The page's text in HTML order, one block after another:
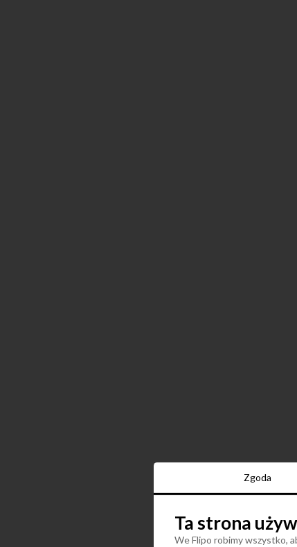
Zgoda
Ta strona
We Flipo robimy wszystko,